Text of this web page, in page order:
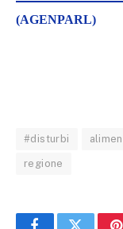
(AGENPARL)
#disturbi
regione